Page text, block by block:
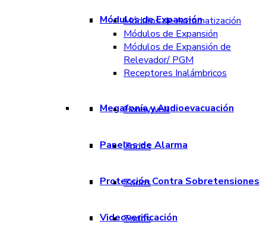
Módulos de Expansión
Módulos de Automatización
Módulos de Expansión
Módulos de Expansión de
Relevador/ PGM
Receptores Inalámbricos
Megafonía y Audioevacuación
Honeywell
Paneles de Alarma
Todos
Protección Contra Sobretensiones
Todos
Videoverificación
Todos